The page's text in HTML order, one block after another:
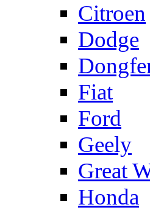
Citroen
Dodge
Fiat
Ford
Geely
Great
Honda